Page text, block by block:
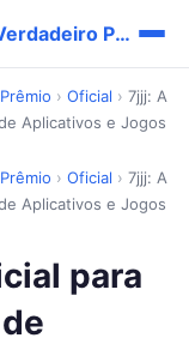
⚡ 7jjj Sucesso Brasileiro - 7jjj Verdadeiro Pix Prêmio
› Oficial › 7jjj: A
Aplicativos e Jogos
› Oficial › 7jjj: A
Aplicativos e Jogos
para